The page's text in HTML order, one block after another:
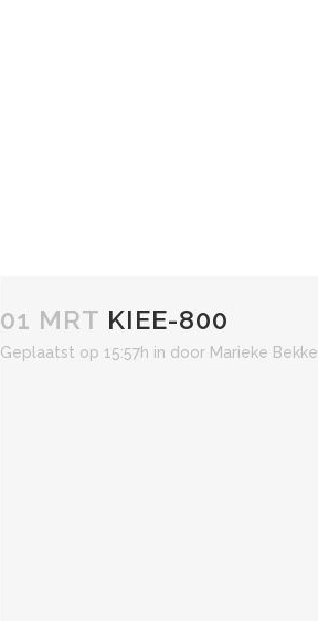
01 MRT KIEE-800
Geplaatst op 15:57h in door Marieke Bekke